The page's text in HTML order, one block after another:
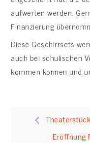
aufwerten werden.
Finanzierung
Diese Geschirrsets
auch bei schulischen
kommen können und
Eröffnung